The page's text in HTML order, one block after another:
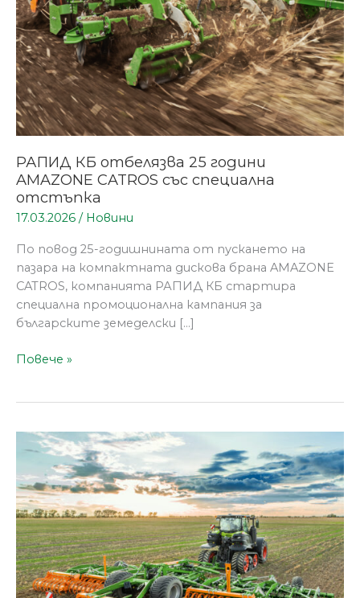
РАПИД КБ отбелязва 25 години
AMAZONE CATROS със специална
отстъпка
17.03.2026 / Новини
По повод 25-годишнината от пускането на
пазара на компактната дискова брана AMAZONE
CATROS, компанията РАПИД КБ стартира
специална промоционална кампания за
българските земеделски […]
със
специална
отстъпка
Повече »
години
компактна
дискова
брана
AMAZONE
Catros